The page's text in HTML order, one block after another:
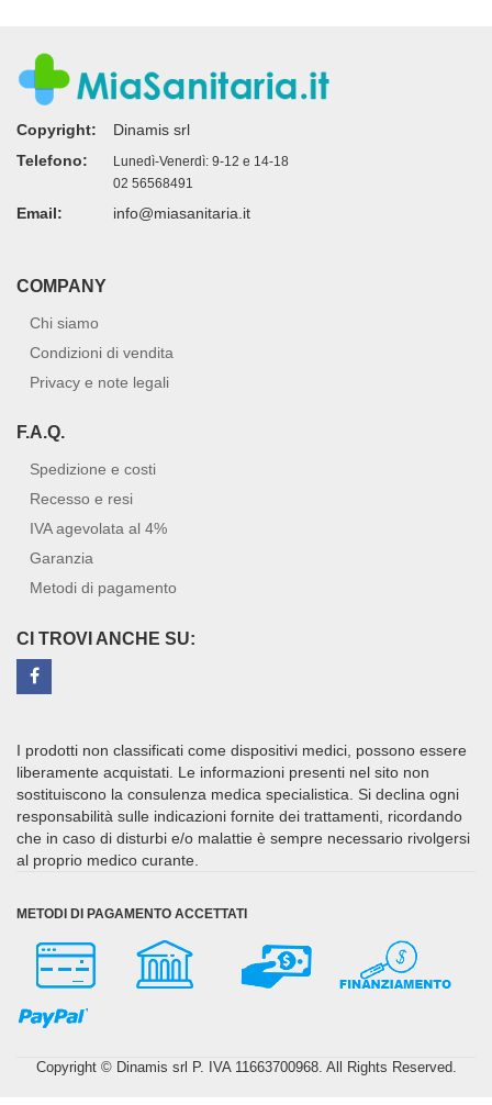
Copyright:
Dinamis srl
Telefono:
Lunedì-Venerdì: 9-12 e 14-18
02 56568491
Email: info@miasanitaria.it
COMPANY
Chi siamo
Condizioni di vendita
Privacy e note legali
F.A.Q.
Spedizione e costi
Recesso e resi
IVA agevolata al 4%
Garanzia
Metodi di pagamento
CI TROVI ANCHE SU:
I prodotti non classificati come dispositivi medici, possono essere
liberamente acquistati. Le informazioni presenti nel sito non
sostituiscono la consulenza medica specialistica. Si declina ogni
responsabilità sulle indicazioni fornite dei trattamenti, ricordando
che in caso di disturbi e/o malattie è sempre necessario rivolgersi
al proprio medico curante.
METODI DI PAGAMENTO ACCETTATI
Copyright © Dinamis srl P. IVA 11663700968. All Rights Reserved.